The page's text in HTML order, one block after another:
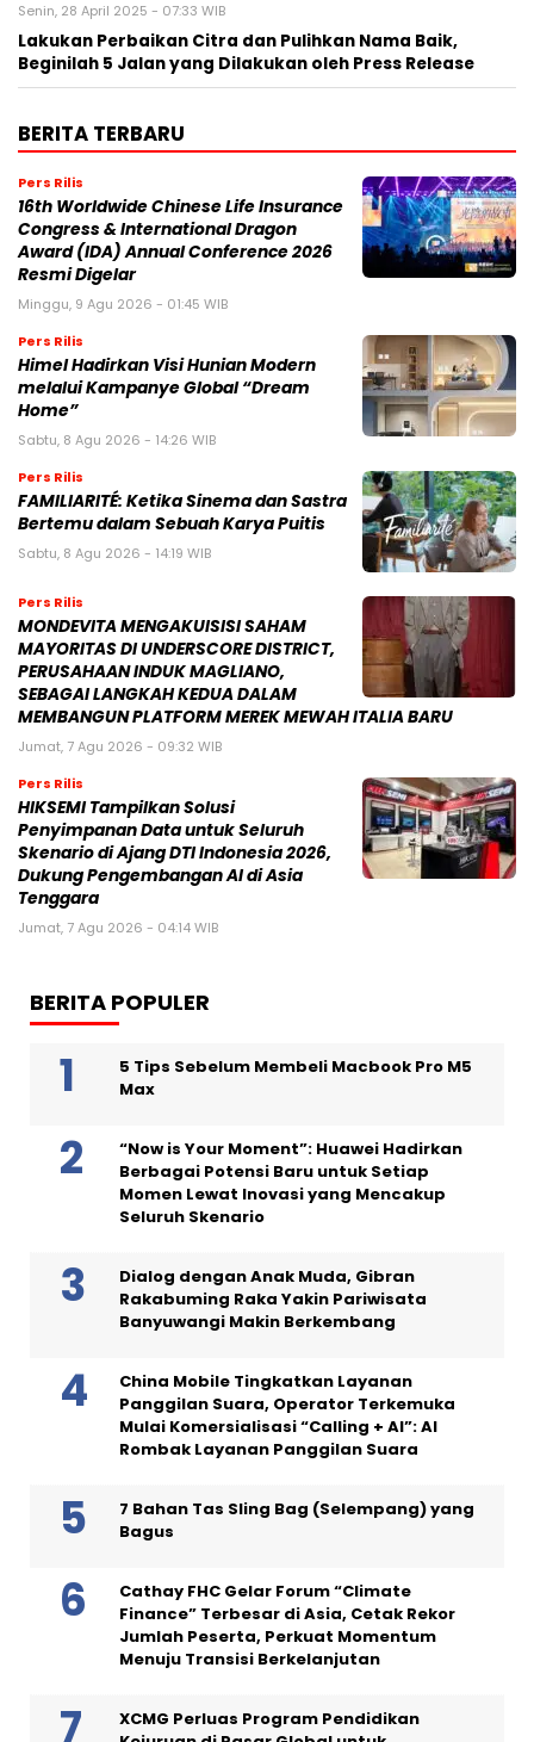
Senin, 28 April 2025 - 07:33 WIB
Lakukan Perbaikan Citra dan Pulihkan Nama Baik,
Beginilah 5 Jalan yang Dilakukan oleh Press Release
BERITA TERBARU
Pers Rilis
16th Worldwide Chinese Life Insurance
Congress & International Dragon
Award (IDA) Annual Conference 2026
Resmi Digelar
Minggu, 9 Agu 2026 - 01:45 WIB
Pers Rilis
Himel Hadirkan Visi Hunian Modern
melalui Kampanye Global “Dream
Home”
Sabtu, 8 Agu 2026 - 14:26 WIB
Pers Rilis
FAMILIARITÉ: Ketika Sinema dan Sastra
Bertemu dalam Sebuah Karya Puitis
Sabtu, 8 Agu 2026 - 14:19 WIB
Pers Rilis
MONDEVITA MENGAKUISISI SAHAM
MAYORITAS DI UNDERSCORE DISTRICT,
PERUSAHAAN INDUK MAGLIANO,
SEBAGAI LANGKAH KEDUA DALAM
MEMBANGUN PLATFORM MEREK MEWAH ITALIA BARU
Jumat, 7 Agu 2026 - 09:32 WIB
Pers Rilis
HIKSEMI Tampilkan Solusi
Penyimpanan Data untuk Seluruh
Skenario di Ajang DTI Indonesia 2026,
Dukung Pengembangan AI di Asia
Tenggara
Jumat, 7 Agu 2026 - 04:14 WIB
BERITA POPULER
5 Tips Sebelum Membeli Macbook Pro M5
Max
“Now is Your Moment”: Huawei Hadirkan
Berbagai Potensi Baru untuk Setiap
Momen Lewat Inovasi yang Mencakup
Seluruh Skenario
Dialog dengan Anak Muda, Gibran
Rakabuming Raka Yakin Pariwisata
Banyuwangi Makin Berkembang
China Mobile Tingkatkan Layanan
Panggilan Suara, Operator Terkemuka
Mulai Komersialisasi “Calling + AI”: AI
Rombak Layanan Panggilan Suara
7 Bahan Tas Sling Bag (Selempang) yang
Bagus
Cathay FHC Gelar Forum “Climate
Finance” Terbesar di Asia, Cetak Rekor
Jumlah Peserta, Perkuat Momentum
Menuju Transisi Berkelanjutan
XCMG Perluas Program Pendidikan